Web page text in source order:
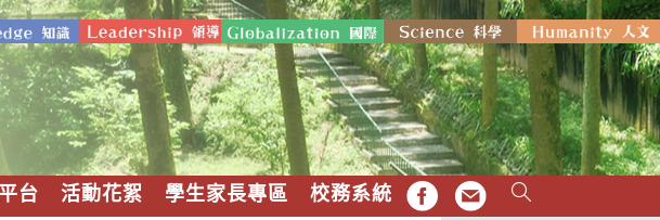
台 活動花絮 學生家長專區 校務系統 FB EMAIL